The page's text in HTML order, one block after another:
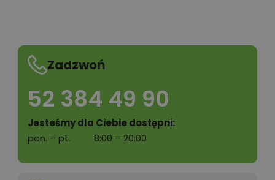
Zadzwoń
52 384 49 90
Jesteśmy dla Ciebie dostępni:
pon. – pt.
8:00 – 20:00